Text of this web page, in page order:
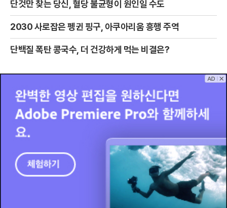
단것만 찾는 당신, 혈당 불균형이 원인일 수도
2030 사로잡은 펭귄 핑구, 아쿠아리움 흥행 주역
단백질 폭탄 콩국수, 더 건강하게 먹는 비결은?